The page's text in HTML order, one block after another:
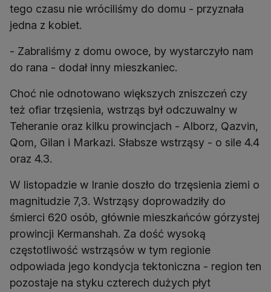
tego czasu nie wróciliśmy do domu - przyznała
jedna z kobiet.
- Zabraliśmy z domu owoce, by wystarczyło nam
do rana - dodał inny mieszkaniec.
Choć nie odnotowano większych zniszczeń czy
też ofiar trzęsienia, wstrząs był odczuwalny w
Teheranie oraz kilku prowincjach - Alborz, Qazvin,
Qom, Gilan i Markazi. Słabsze wstrząsy - o sile 4.4
oraz 4.3.
W listopadzie w Iranie doszło do trzęsienia ziemi o
magnitudzie 7,3. Wstrząsy doprowadziły do
śmierci 620 osób, głównie mieszkańców górzystej
prowincji Kermanshah. Za dość wysoką
częstotliwość wstrząsów w tym regionie
odpowiada jego kondycja tektoniczna - region ten
pozostaje na styku czterech dużych płyt